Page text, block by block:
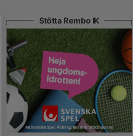
Stötta Rembo IK